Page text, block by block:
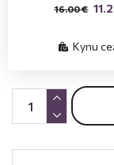
16.00 €
Купи